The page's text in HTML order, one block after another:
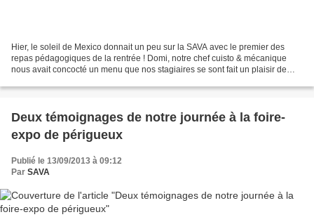
Hier, le soleil de Mexico donnait un peu sur la SAVA avec le premier des
repas pédagogiques de la rentrée ! Domi, notre chef cuisto & mécanique
nous avait concocté un menu que nos stagiaires se sont fait un plaisir de
Deux témoignages de notre journée à la foire-
expo de périgueux
Publié le 13/09/2013 à 09:12
Par SAVA